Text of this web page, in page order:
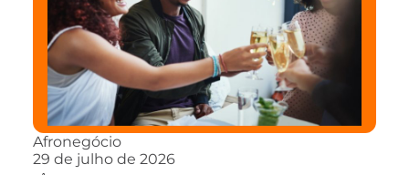
Afronegócio
29 de julho de 2026